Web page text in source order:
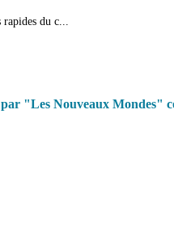
du c...
par "Les Nouveaux Mondes"